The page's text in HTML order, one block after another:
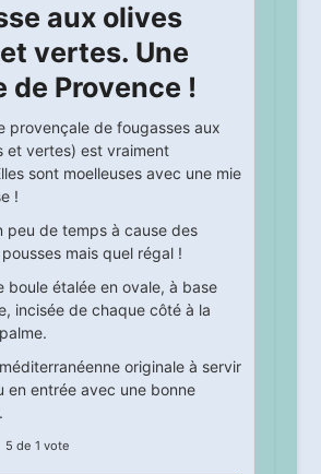
aux olives
vertes. Une
de Provence !
provençale de fougasses aux
et vertes) est vraiment
sont moelleuses avec une mie
!
peu de temps à cause des
mais quel régal !
boule étalée en ovale, à base
incisée de chaque côté à la
originale à servir
en entrée avec une bonne
5 de 1 vote